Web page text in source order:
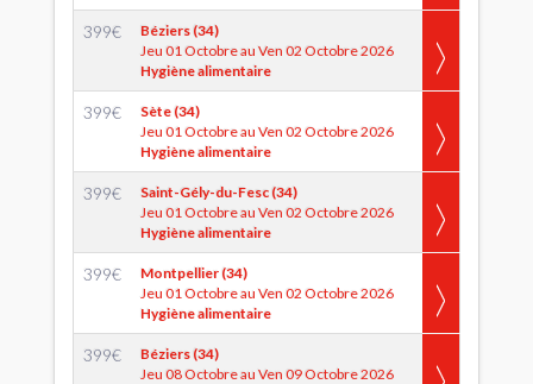
399€
Béziers (34)
Jeu 01 Octobre au Ven 02 Octobre 2026
Hygiène alimentaire
399€
Sète (34)
Jeu 01 Octobre au Ven 02 Octobre 2026
Hygiène alimentaire
399€
Saint-Gély-du-Fesc (34)
Jeu 01 Octobre au Ven 02 Octobre 2026
Hygiène alimentaire
399€
Montpellier (34)
Jeu 01 Octobre au Ven 02 Octobre 2026
Hygiène alimentaire
399€
Béziers (34)
Jeu 08 Octobre au Ven 09 Octobre 2026